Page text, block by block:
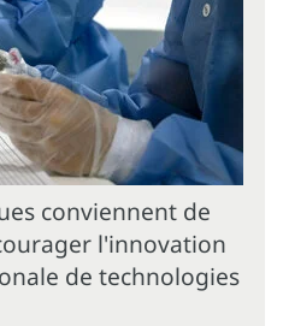
conviennent de
l'innovation
de technologies